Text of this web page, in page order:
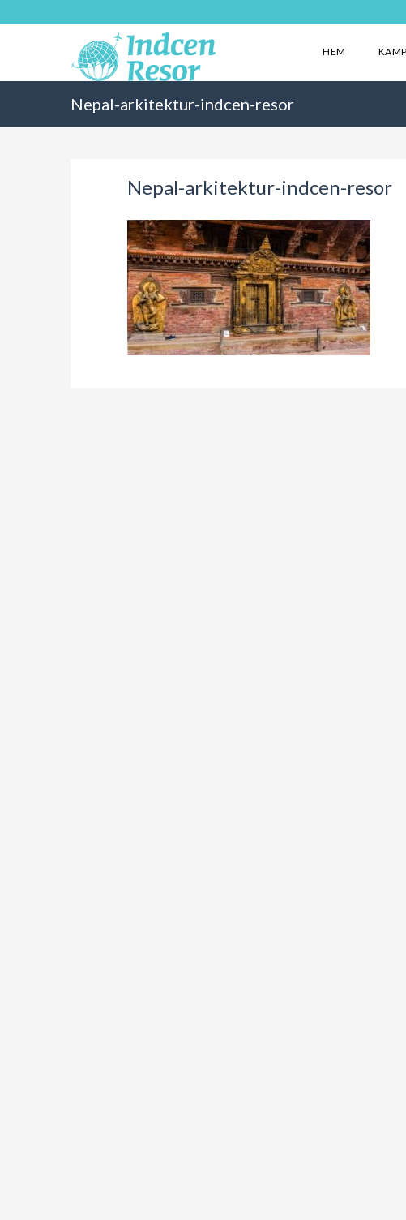
HEM
Nepal-arkitektur-indcen-resor
Nepal-arkitektur-indcen-resor